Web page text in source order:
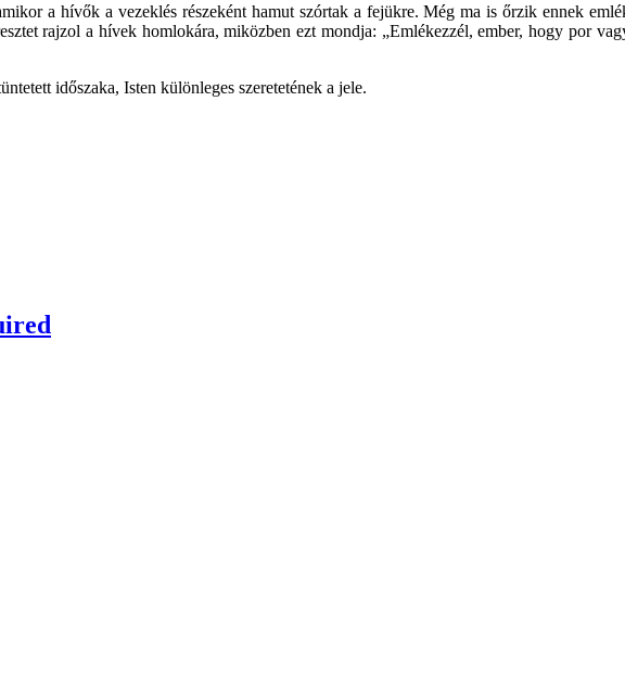
a hívők a vezeklés részeként hamut szórtak a fejükre. Még ma is őrzik ennek
rajzol a hívek homlokára, miközben ezt mondja: „Emlékezzél, ember, hogy por
időszaka, Isten különleges szeretetének a jele.